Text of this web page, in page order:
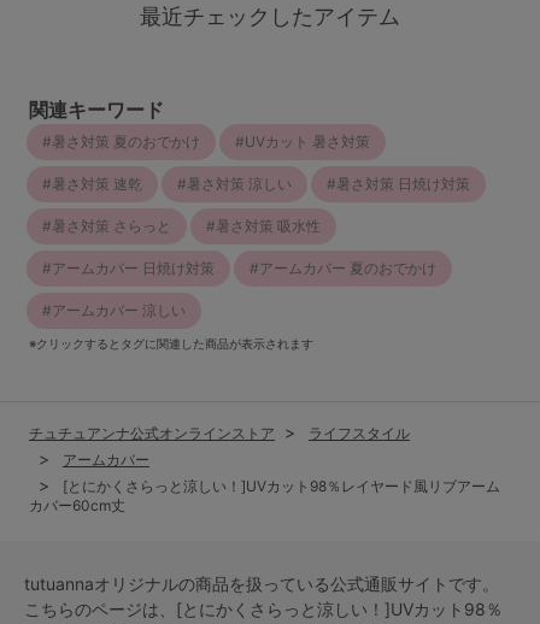
最近チェックしたアイテム
関連キーワード
暑さ対策 夏のおでかけ UVカット 暑さ対策
暑さ対策 速乾 暑さ対策 涼しい 暑さ対策 日焼け対策
暑さ対策 さらっと 暑さ対策 吸水性
アームカバー 日焼け対策 アームカバー 夏のおでかけ
アームカバー 涼しい
※クリックするとタグに関連した商品が表示されます
チュチュアンナ公式オンラインストア
ライフスタイル
アームカバー
[とにかくさらっと涼しい！]UVカット98％レイヤード風リブアーム
カバー60cm丈
tutuannaオリジナルの商品を扱っている公式通販サイトです。
こちらのページは、[とにかくさらっと涼しい！]UVカット98％